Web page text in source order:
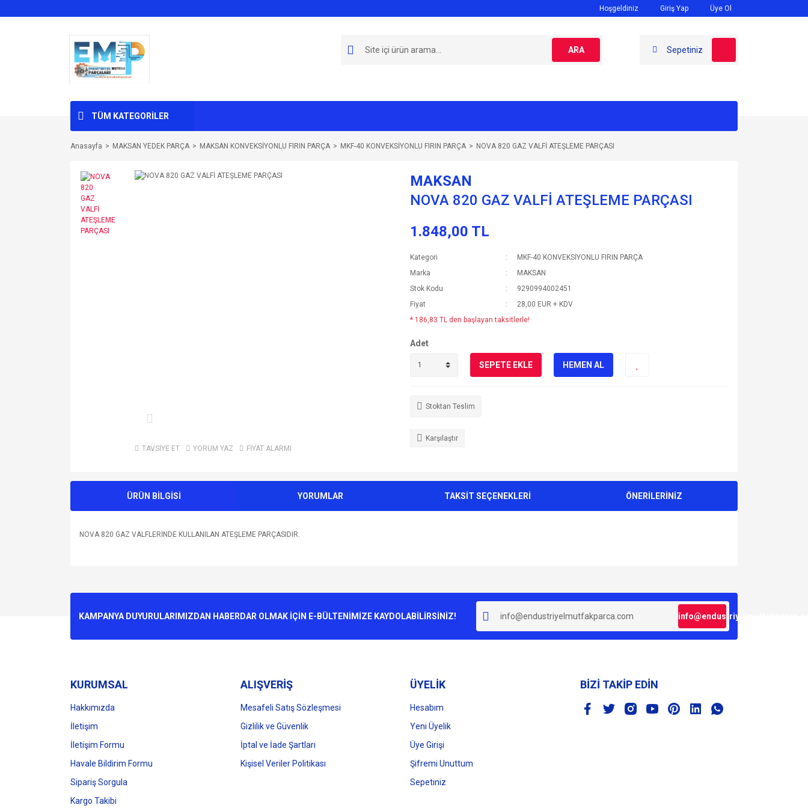
Hoşgeldiniz Giriş Yap Üye Ol
ARA Sepetiniz
TÜM KATEGORİLER
Anasayfa MAKSAN YEDEK PARÇA MAKSAN KONVEKSİYONLU FIRIN PARÇA MKF-40 KONVEKSİYONLU FIRIN PARÇA NOVA 820 GAZ VALFİ ATEŞLEME PARÇASI
TAVSİYE ET YORUM YAZ FİYAT ALARMI
MAKSAN
NOVA 820 GAZ VALFİ ATEŞLEME PARÇASI
1.848,00 TL
Kategori
MKF-40 KONVEKSİYONLU FIRIN PARÇA
Marka
MAKSAN
Stok Kodu
9290994002451
Fiyat
28,00 EUR + KDV
* 186,83 TL den başlayan taksitlerle!
Adet
SEPETE EKLE HEMEN AL
Stoktan Teslim
Karşılaştır
ÜRÜN BİLGİSİ YORUMLAR TAKSİT SEÇENEKLERİ ÖNERİLERİNİZ
NOVA 820 GAZ VALFLERİNDE KULLANILAN ATEŞLEME PARÇASIDIR.
Ürün resmi kalitesiz, bozuk veya görüntülenemiyor.
Bu ürüne benzer farklı alternatifler olmalı.
Gönder
KAMPANYA DUYURULARIMIZDAN HABERDAR OLMAK İÇİN E-BÜLTENİMİZE KAYDOLABİLİRSİNİZ!
KURUMSAL
Hakkımızda
İletişim
İletişim Formu
Havale Bildirim Formu
Sipariş Sorgula
Kargo Takibi
ALIŞVERİŞ
Mesafeli Satış Sözleşmesi
Gizlilik ve Güvenlik
İptal ve İade Şartları
Kişisel Veriler Politikası
ÜYELİK
Hesabım
Yeni Üyelik
Üye Girişi
Şifremi Unuttum
Sepetiniz
BİZİ TAKİP EDİN